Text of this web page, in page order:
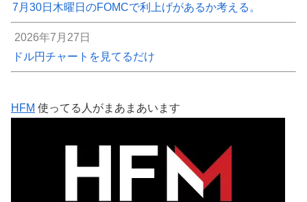
7月30日木曜日のFOMCで利上げがあるか考える。
2026年7月27日
ドル円チャートを見てるだけ
HFM 使ってる人がまあまあいます